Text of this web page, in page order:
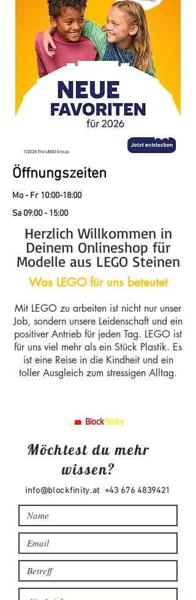
Öffnungszeiten
Mo - Fr 10:00-18:00
Sa 09:00 - 15:00
Herzlich Willkommen in
Deinem Onlineshop für
Modelle aus LEGO Steinen
Was LEGO für uns beteutet
Mit LEGO zu arbeiten ist nicht nur unser
Job, sondern unsere Leidenschaft und ein
positiver Antrieb für jeden Tag. LEGO ist
für uns viel mehr als ein Stück Plastik. Es
ist eine Reise in die Kindheit und ein
toller Ausgleich zum stressigen Alltag.
Möchtest du mehr
wissen?
info@blockfinity.at +43 676 4839421